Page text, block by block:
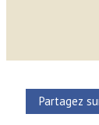
Partagez